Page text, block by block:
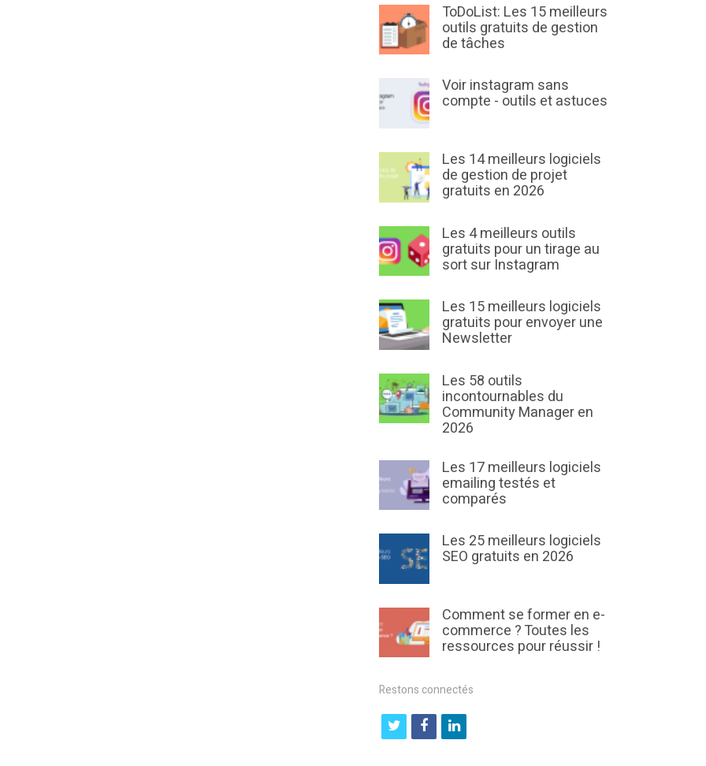
ToDoList: Les 15 meilleurs
outils gratuits de gestion
de tâches
Voir instagram sans
compte - outils et astuces
Les 14 meilleurs logiciels
de gestion de projet
gratuits en 2026
Les 4 meilleurs outils
gratuits pour un tirage au
sort sur Instagram
Les 15 meilleurs logiciels
gratuits pour envoyer une
Newsletter
Les 58 outils
incontournables du
Community Manager en
2026
Les 17 meilleurs logiciels
emailing testés et
comparés
Les 25 meilleurs logiciels
SEO gratuits en 2026
Comment se former en e-
commerce ? Toutes les
ressources pour réussir !
Restons connectés
t
f
l